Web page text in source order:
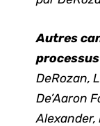
Autres
processus
DeRozan,
De’Aaron
Alexander,